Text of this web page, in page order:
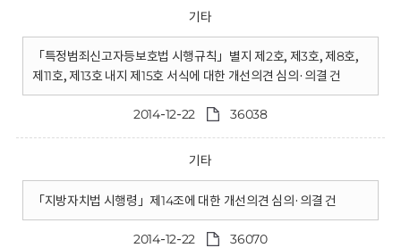
기타
「특정범죄신고자등보호법 시행규칙」별지 제2호, 제3호, 제8호,
제11호, 제13호 내지 제15호 서식에 대한 개선의견 심의·의결 건
2014-12-22 36038
기타
「지방자치법 시행령」제14조에 대한 개선의견 심의·의결 건
2014-12-22 36070